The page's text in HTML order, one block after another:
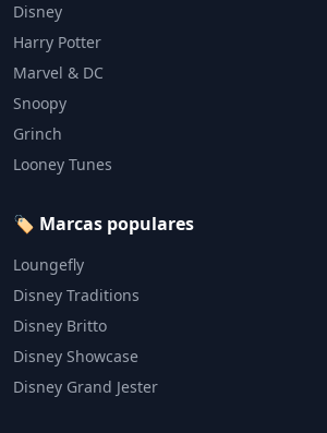
Disney
Harry Potter
Marvel & DC
Snoopy
Grinch
Looney Tunes
🏷️ Marcas populares
Loungefly
Disney Traditions
Disney Britto
Disney Showcase
Disney Grand Jester